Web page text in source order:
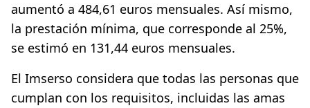
aumentó a 484,61 euros mensuales. Así mismo,
la prestación mínima, que corresponde al 25%,
se estimó en 131,44 euros mensuales.
El Imserso considera que todas las personas que
cumplan con los requisitos, incluidas las amas